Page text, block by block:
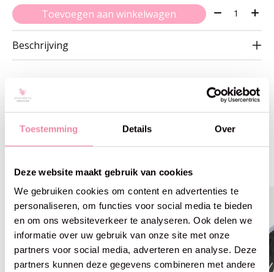
Toestemming Details Over
Deze website maakt gebruik van cookies
We gebruiken cookies om content en advertenties te
personaliseren, om functies voor social media te bieden
en om ons websiteverkeer te analyseren. Ook delen we
informatie over uw gebruik van onze site met onze
partners voor social media, adverteren en analyse. Deze
partners kunnen deze gegevens combineren met andere
Toevoegen aan winkelwagen Aantal:
Beschrijving
Gerelateerde producten
Carousel items